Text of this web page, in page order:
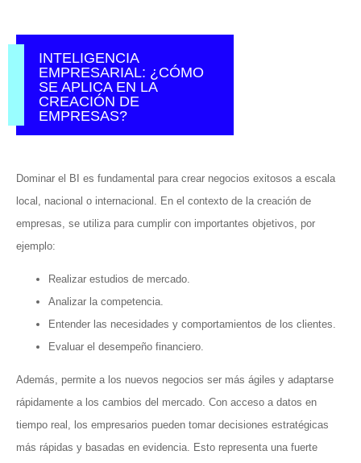
INTELIGENCIA
EMPRESARIAL: ¿CÓMO
SE APLICA EN LA
CREACIÓN DE
EMPRESAS?
Dominar el BI es fundamental para crear negocios exitosos a escala
local, nacional o internacional. En el contexto de la creación de
empresas, se utiliza para cumplir con importantes objetivos, por
ejemplo:
Realizar estudios de mercado.
Analizar la competencia.
Entender las necesidades y comportamientos de los clientes.
Evaluar el desempeño financiero.
Además, permite a los nuevos negocios ser más ágiles y adaptarse
rápidamente a los cambios del mercado. Con acceso a datos en
tiempo real, los empresarios pueden tomar decisiones estratégicas
más rápidas y basadas en evidencia. Esto representa una fuerte